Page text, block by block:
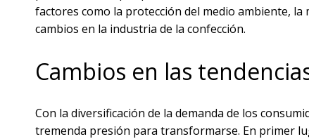
factores como la protección del medio ambiente,
cambios en la industria de la confección.
Cambios en las
Con la diversificación de la demanda de los
tremenda presión para transformarse. En primer